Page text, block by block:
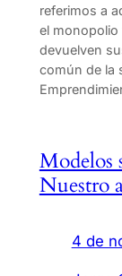
referimos a
el
devuelven
común de la
Modelos
Nuestro
4 de